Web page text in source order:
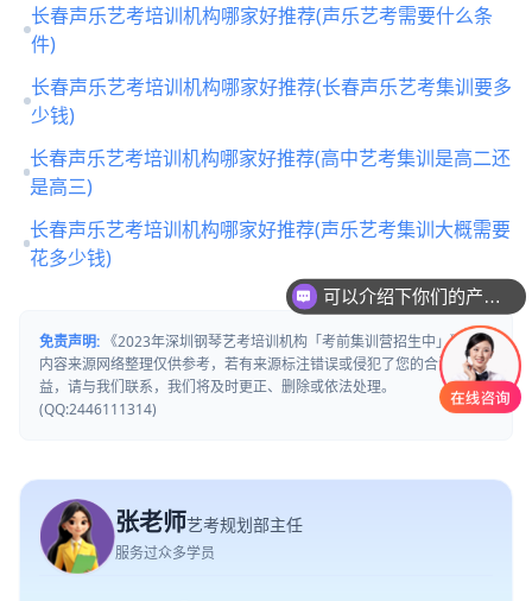
长春声乐艺考培训机构哪家好推荐(声乐艺考需要什么条
件)
长春声乐艺考培训机构哪家好推荐(长春声乐艺考集训要多
少钱)
长春声乐艺考培训机构哪家好推荐(高中艺考集训是高二还
是高三)
长春声乐艺考培训机构哪家好推荐(声乐艺考集训大概需要
花多少钱)
免责声明: 《2023年深圳钢琴艺考培训机构「考前集训营招生中」》文章
内容来源网络整理仅供参考，若有来源标注错误或侵犯了您的合法权
益，请与我们联系，我们将及时更正、删除或依法处理。
(QQ:2446111314)
张老师艺考规划部主任
服务过众多学员
你们是怎么收费的呢